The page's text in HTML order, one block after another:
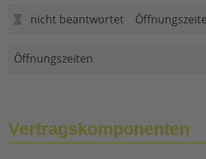
nicht beantwortet
Öffnungszeiten
Vertragskomponenten